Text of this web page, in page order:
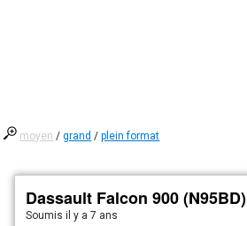
moyen /grand /plein format
Dassault Falcon 900 (N95BD)
Soumisil y a 7 ans